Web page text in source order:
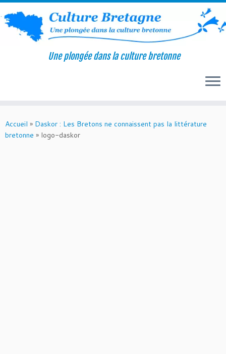
au
contenu
Une plongée dans la culture bretonne
Accueil » Daskor : Les Bretons ne connaissent pas la littérature
bretonne » logo-daskor